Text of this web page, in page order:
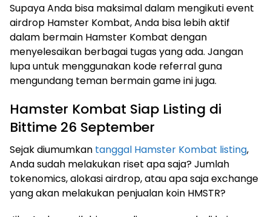
Supaya Anda bisa maksimal dalam mengikuti event
airdrop Hamster Kombat, Anda bisa lebih aktif
dalam bermain Hamster Kombat dengan
menyelesaikan berbagai tugas yang ada. Jangan
lupa untuk menggunakan kode referral guna
mengundang teman bermain game ini juga.
Hamster Kombat Siap Listing di
Bittime 26 September
Sejak diumumkan tanggal Hamster Kombat listing,
Anda sudah melakukan riset apa saja? Jumlah
tokenomics, alokasi airdrop, atau apa saja exchange
yang akan melakukan penjualan koin HMSTR?